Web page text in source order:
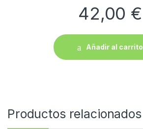
42,00 €
Añadir al carrito
Productos relacionados